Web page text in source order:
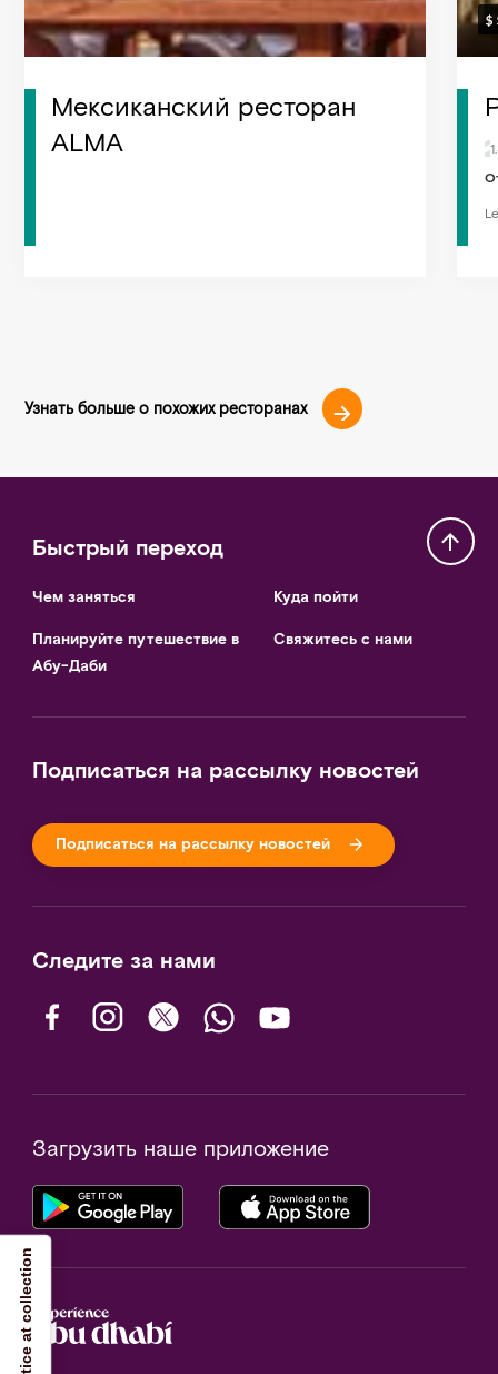
Мексиканский ресторан
ALMA
Узнать больше о похожих ресторанах
Быстрый переход
Чем заняться
Планируйте путешествие в
Абу-Даби
Куда пойти
Свяжитесь с нами
Подписаться на рассылку новостей
Подписаться на рассылку новостей
Следите за нами
Загрузить наше приложение
Notice at collection